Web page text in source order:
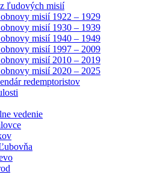
ľudových misií
misií 1922 – 1929
misií 1930 – 1939
misií 1940 – 1949
misií 1997 – 2009
misií 2010 – 2019
misií 2020 – 2025
redemptoristov
vedenie